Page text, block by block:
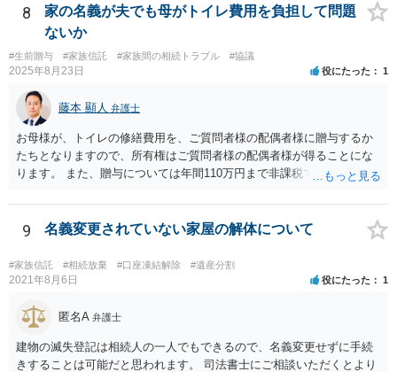
視野に入れておられる場合は、お近くの弁護士、できれば相続に強い
弁護士にご相談なさるとよいでしょう。
8
家の名義が夫でも母がトイレ費用を負担して問題
ないか
#生前贈与 #家族信託 #家族間の相続トラブル #協議
2025年8月23日 役にたった 1
藤本 顯人 弁護士
お母様が、トイレの修繕費用を、ご質問者様の配偶者様に贈与するか
たちとなりますので、所有権はご質問者様の配偶者様が得ることにな
ります。 また、贈与については年間110万円まで非課税であり、トイ
9 名義変更されていない家屋の解体について
#家族信託 #相続放棄 #口座凍結解除 #遺産分割
2021年8月6日 役にたった 1
匿名A 弁護士
建物の滅失登記は相続人の一人でもできるので、名義変更せずに手続
きすることは可能だと思われます。 司法書士にご相談いただくとより